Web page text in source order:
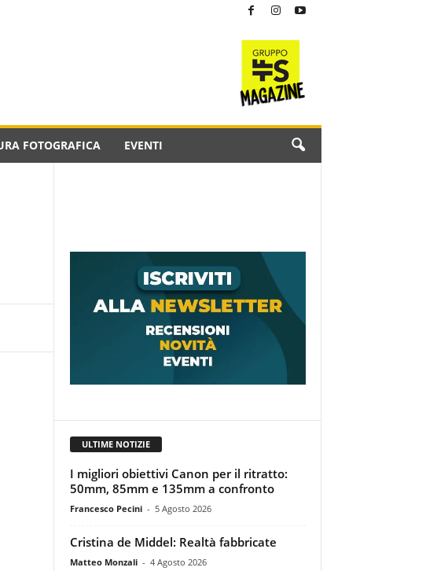
FOTOGRAFICA EVENTI
ULTIME NOTIZIE
I migliori obiettivi Canon per il ritratto:
50mm, 85mm e 135mm a confronto
Francesco Pecini - 5 Agosto 2026
Cristina de Middel: Realtà fabbricate
Matteo Monzali - 4 Agosto 2026